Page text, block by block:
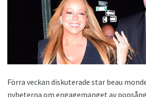
Förra veckan diskuterade star beau
nyheterna om engagemanget av